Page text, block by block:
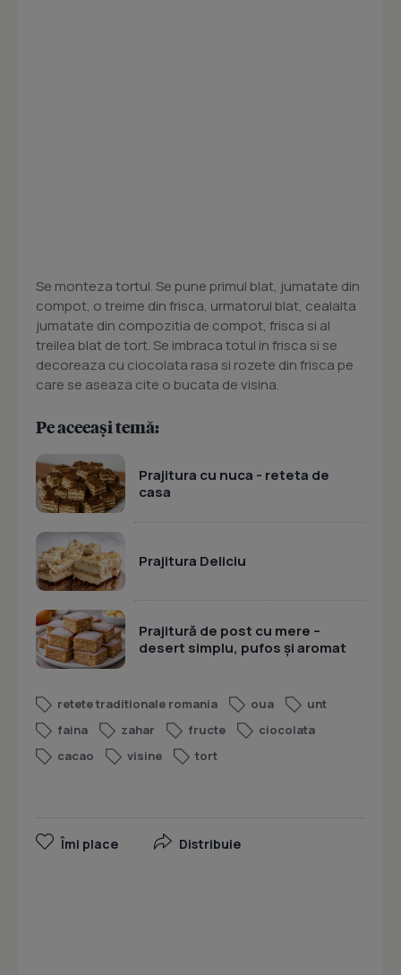
Se monteza tortul. Se pune primul blat, jumatate din
compot, o treime din frisca, urmatorul blat, cealalta
jumatate din compozitia de compot, frisca si al
treilea blat de tort. Se imbraca totul in frisca si se
decoreaza cu ciocolata rasa si rozete din frisca pe
care se aseaza cite o bucata de visina.
Pe aceeași temă:
Prajitura cu nuca - reteta de
casa
Prajitura Deliciu
Prajitură de post cu mere –
desert simplu, pufos și aromat
retete traditionale romania oua
unt
faina
zahar fructe
ciocolata
cacao
visine tort
Îmi place Distribuie